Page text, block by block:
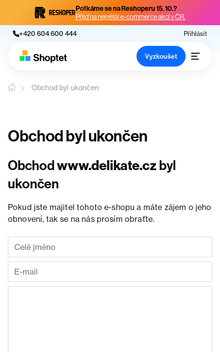
Potkáme se na Reshoperu 15. 10.?
Přijď na největší e-commerce akci v ČR.
+420 604 600 444 Přihlásit
Vyzkoušet
Obchod byl ukončen
Obchod byl ukončen
Obchodwww.delikate.cz byl
ukončen
Pokud jste majitel tohoto e-shopu a máte zájem o jeho
obnovení, tak se na nás prosím obraťte.